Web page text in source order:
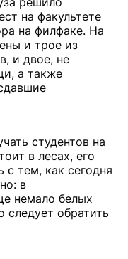
на факультете
на филфаке. На
и трое из
и двое, не
а также
студентов на
в лесах, его
с тем, как сегодня
в
немало белых
следует обратить